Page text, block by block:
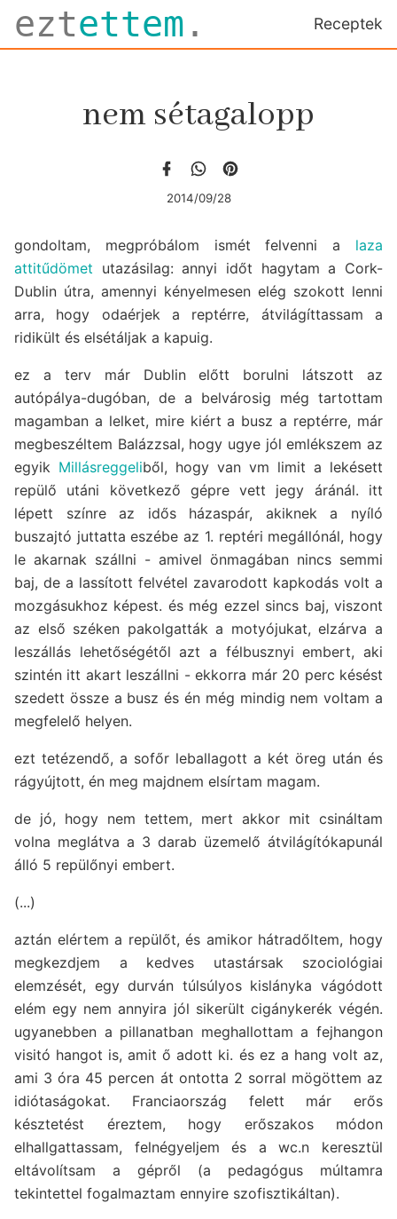
eztettem . Receptek
nem sétagalopp
2014/09/28
gondoltam, megpróbálom ismét felvenni a laza
attitűdömet utazásilag: annyi időt hagytam a Cork-
Dublin útra, amennyi kényelmesen elég szokott lenni
arra, hogy odaérjek a reptérre, átvilágíttassam a
ridikült és elsétáljak a kapuig.
ez a terv már Dublin előtt borulni látszott az
autópálya-dugóban, de a belvárosig még tartottam
magamban a lelket, mire kiért a busz a reptérre, már
megbeszéltem Balázzsal, hogy ugye jól emlékszem az
egyik Millásreggeliből, hogy van vm limit a lekésett
repülő utáni következő gépre vett jegy áránál. itt
lépett színre az idős házaspár, akiknek a nyíló
buszajtó juttatta eszébe az 1. reptéri megállónál, hogy
le akarnak szállni - amivel önmagában nincs semmi
baj, de a lassított felvétel zavarodott kapkodás volt a
mozgásukhoz képest. és még ezzel sincs baj, viszont
az első széken pakolgatták a motyójukat, elzárva a
leszállás lehetőségétől azt a félbusznyi embert, aki
szintén itt akart leszállni - ekkorra már 20 perc késést
szedett össze a busz és én még mindig nem voltam a
megfelelő helyen.
ezt tetézendő, a sofőr leballagott a két öreg után és
rágyújtott, én meg majdnem elsírtam magam.
de jó, hogy nem tettem, mert akkor mit csináltam
volna meglátva a 3 darab üzemelő átvilágítókapunál
álló 5 repülőnyi embert.
(...)
aztán elértem a repülőt, és amikor hátradőltem, hogy
megkezdjem a kedves utastársak szociológiai
elemzését, egy durván túlsúlyos kislányka vágódott
elém egy nem annyira jól sikerült cigánykerék végén.
ugyanebben a pillanatban meghallottam a fejhangon
visitó hangot is, amit ő adott ki. és ez a hang volt az,
ami 3 óra 45 percen át ontotta 2 sorral mögöttem az
idiótaságokat. Franciaország felett már erős
késztetést éreztem, hogy erőszakos módon
elhallgattassam, felnégyeljem és a wc.n keresztül
eltávolítsam a gépről (a pedagógus múltamra
tekintettel fogalmaztam ennyire szofisztikáltan).